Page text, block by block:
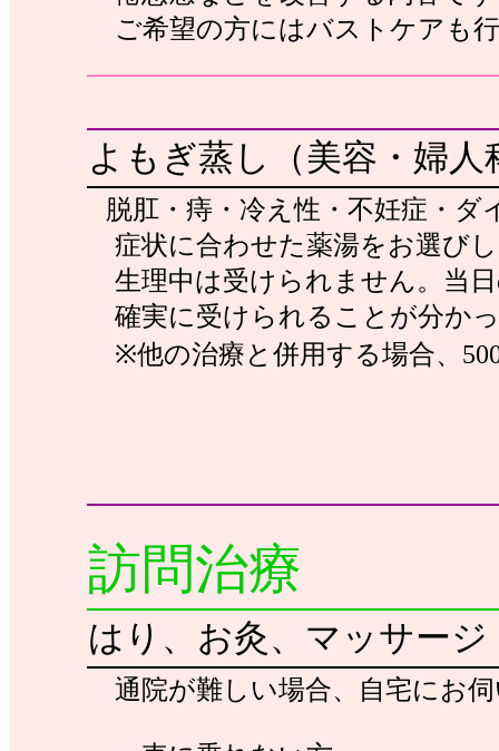
ご希望の方にはバストケアも
よもぎ蒸し（美容・婦
脱肛・痔・冷え性・不妊症・
症状に合わせた薬湯をお選び
生理中は受けられません。当
確実に受けられることが分か
※他の治療と併用する場合、
訪問治療
はり、お灸、マッサージ
通院が難しい場合、自宅にお